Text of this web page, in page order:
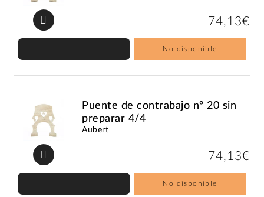
74,13€
No disponible
Puente de contrabajo nº 20 sin
preparar 4/4
Aubert
74,13€
No disponible